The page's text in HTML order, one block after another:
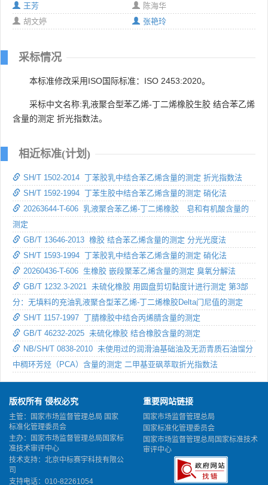
王芳
陈海华
胡文婷
张艳玲
采标情况
本标准修改采用ISO国际标准：ISO 2453:2020。
采标中文名称:乳液聚合型苯乙烯-丁二烯橡胶生胶 结合苯乙烯
含量的测定 折光指数法。
相近标准(计划)
SH/T 1502-2014 丁苯胶乳中结合苯乙烯含量的测定 折光指数法
SH/T 1592-1994 丁苯生胶中结合苯乙烯含量的测定 硝化法
20263644-T-606 乳液聚合苯乙烯-丁二烯橡胶 皂和有机酸含量的
测定
GB/T 13646-2013 橡胶 结合苯乙烯含量的测定 分光光度法
SH/T 1593-1994 丁苯胶乳中结合苯乙烯含量的测定 硝化法
20260436-T-606 生橡胶 嵌段聚苯乙烯含量的测定 臭氧分解法
GB/T 1232.3-2021 未硫化橡胶 用圆盘剪切黏度计进行测定 第3部
分：无填料的充油乳液聚合型苯乙烯-丁二烯橡胶Delta门尼值的测定
SH/T 1157-1997 丁腈橡胶中结合丙烯腈含量的测定
GB/T 46232-2025 未硫化橡胶 结合橡胶含量的测定
NB/SH/T 0838-2010 未使用过的润滑油基础油及无沥青质石油馏分
中稠环芳烃（PCA）含量的测定 二甲基亚砜萃取折光指数法
版权所有 侵权必究
主管：国家市场监督管理总局 国家
标准化管理委员会
主办：国家市场监督管理总局国家标
准技术审评中心
技术支持：北京中标赛宇科技有限公
司
支持电话：010-82261054
重要网站链接
国家市场监督管理总局
国家标准化管理委员会
国家市场监督管理总局国家标准技术
审评中心